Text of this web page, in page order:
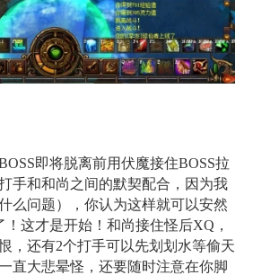
即将脱离前用伏魔接住BOSS拉
手和和尚之间的默契配合，因为我
么问题），你认为这样就可以安然
！这才是开始！和尚接住怪后XQ，
，还有2个打手可以先划划水等偷天
直大悲晕怪，还要随时注意在你脚